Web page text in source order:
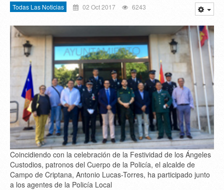
Todas Las Noticias 02 Oct 2017 6243
Coincidiendo con la celebración de la Festividad de los Ángeles
Custodios, patronos del Cuerpo de la Policía, el alcalde de
Campo de Criptana, Antonio Lucas-Torres, ha participado junto
a los agentes de la Policía Local